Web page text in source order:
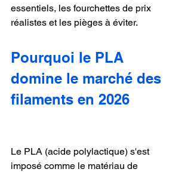
essentiels, les fourchettes de prix
réalistes et les pièges à éviter.
Pourquoi le PLA
domine le marché des
filaments en 2026
Le PLA (acide polylactique) s'est
imposé comme le matériau de